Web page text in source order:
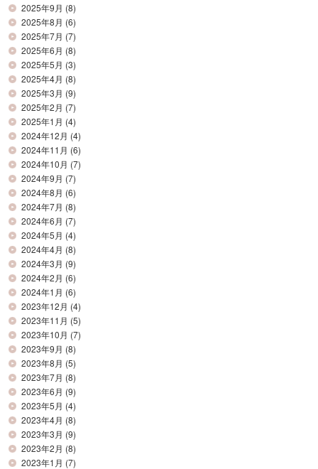
2025年9月 (8)
2025年8月 (6)
2025年7月 (7)
2025年6月 (8)
2025年5月 (3)
2025年4月 (8)
2025年3月 (9)
2025年2月 (7)
2025年1月 (4)
2024年12月 (4)
2024年11月 (6)
2024年10月 (7)
2024年9月 (7)
2024年8月 (6)
2024年7月 (8)
2024年6月 (7)
2024年5月 (4)
2024年4月 (8)
2024年3月 (9)
2024年2月 (6)
2024年1月 (6)
2023年12月 (4)
2023年11月 (5)
2023年10月 (7)
2023年9月 (8)
2023年8月 (5)
2023年7月 (8)
2023年6月 (9)
2023年5月 (4)
2023年4月 (8)
2023年3月 (9)
2023年2月 (8)
2023年1月 (7)